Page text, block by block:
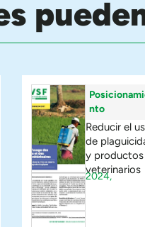
nto
Reducir el
de
y productos
veterinarios
2024,